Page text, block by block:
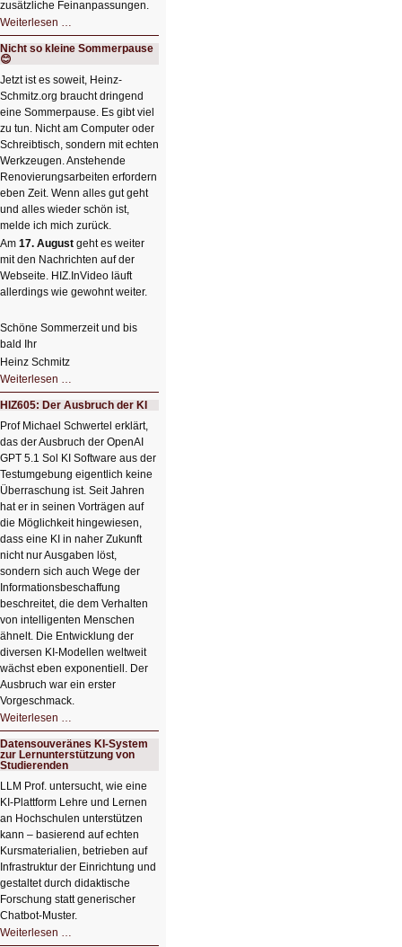
zusätzliche Feinanpassungen.
Weiterlesen …
Bildverschönerung
mit
einem
HIZ606:
Bildverschönerung
mit
einem
Klick
Nicht so kleine Sommerpause
😊
Jetzt ist es soweit, Heinz-
Schmitz.org braucht dringend
eine Sommerpause. Es gibt viel
zu tun. Nicht am Computer oder
Schreibtisch, sondern mit echten
Werkzeugen. Anstehende
Renovierungsarbeiten erfordern
eben Zeit. Wenn alles gut geht
und alles wieder schön ist,
melde ich mich zurück.
Am 17. August geht es weiter
mit den Nachrichten auf der
Webseite. HIZ.InVideo läuft
allerdings wie gewohnt weiter.
Schöne Sommerzeit und bis
bald Ihr
Heinz Schmitz
Weiterlesen …
so
kleine
Sommerpause
😊
HIZ605: Der Ausbruch der KI
Prof Michael Schwertel erklärt,
das der Ausbruch der OpenAI
GPT 5.1 Sol KI Software aus der
Testumgebung eigentlich keine
Überraschung ist. Seit Jahren
hat er in seinen Vorträgen auf
die Möglichkeit hingewiesen,
dass eine KI in naher Zukunft
nicht nur Ausgaben löst,
sondern sich auch Wege der
Informationsbeschaffung
beschreitet, die dem Verhalten
von intelligenten Menschen
ähnelt. Die Entwicklung der
diversen KI-Modellen weltweit
wächst eben exponentiell. Der
Ausbruch war ein erster
Vorgeschmack.
Weiterlesen …
Der
Ausbruch
der
KI
Datensouveränes KI-System
zur Lernunterstützung von
Studierenden
LLM Prof. untersucht, wie eine
KI‑Plattform Lehre und Lernen
an Hochschulen unterstützen
kann – basierend auf echten
Kursmaterialien, betrieben auf
Infrastruktur der Einrichtung und
gestaltet durch didaktische
Forschung statt generischer
Chatbot‑Muster.
Weiterlesen …
KI-